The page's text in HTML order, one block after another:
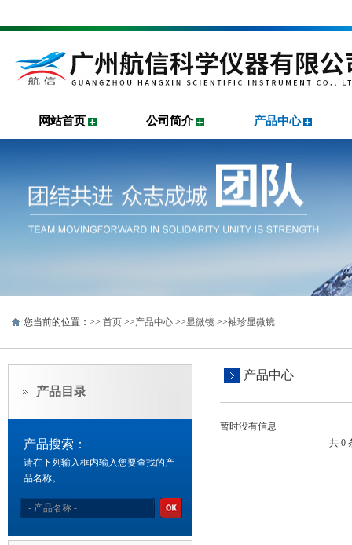
网站首页 公司简介 产品中心
您当前的位置：>> 首页 >>产品中心 >>显微镜 >>袖珍显微镜
产品目录
产品搜索：
请在下列输入框内输入您要查找的产
品名称。
产品中心
暂时没有信息
共 0